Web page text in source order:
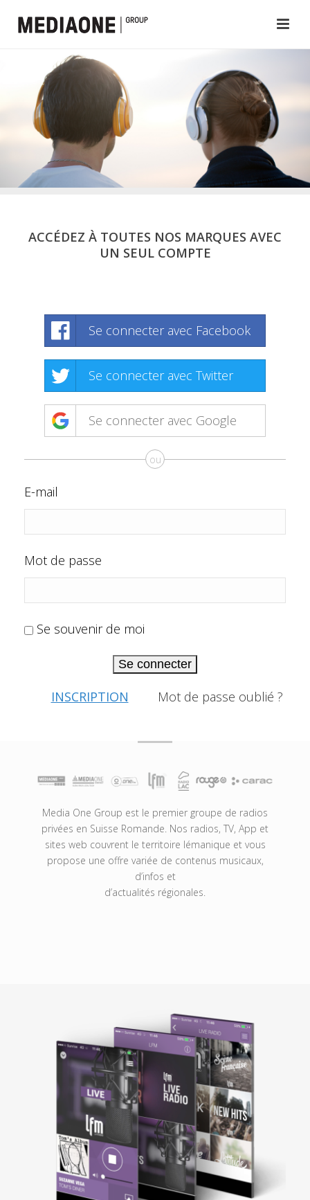
ACCÉDEZ À TOUTES NOS MARQUES AVEC
UN SEUL COMPTE
Se connecter avec Facebook
Se connecter avec Twitter
Se connecter avec Google
ou
E-mail
Mot de passe
Se souvenir de moi
Se connecter
INSCRIPTION Mot de passe oublié ?
Media One Group est le premier groupe de radios
privées en Suisse Romande. Nos radios, TV, App et
sites web couvrent le territoire lémanique et vous
propose une offre variée de contenus musicaux,
d’infos et
d’actualités régionales.